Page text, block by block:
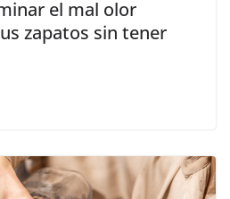
el mal olor
zapatos sin tener